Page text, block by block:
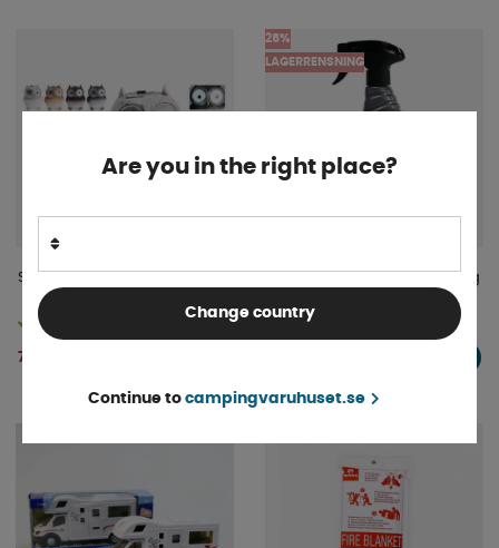
Solarlykta Uggla
79 kr
25%
LAGERRENSNING
Turtle Ceramic Spray Coating
Finns i lager
Are you in the right place?
Change country
Continue to campingvaruhuset.se